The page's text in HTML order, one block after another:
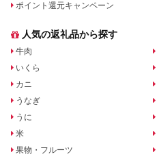
ポイント還元キャンペーン
人気の返礼品から探す
牛肉
いくら
カニ
うなぎ
うに
米
果物・フルーツ